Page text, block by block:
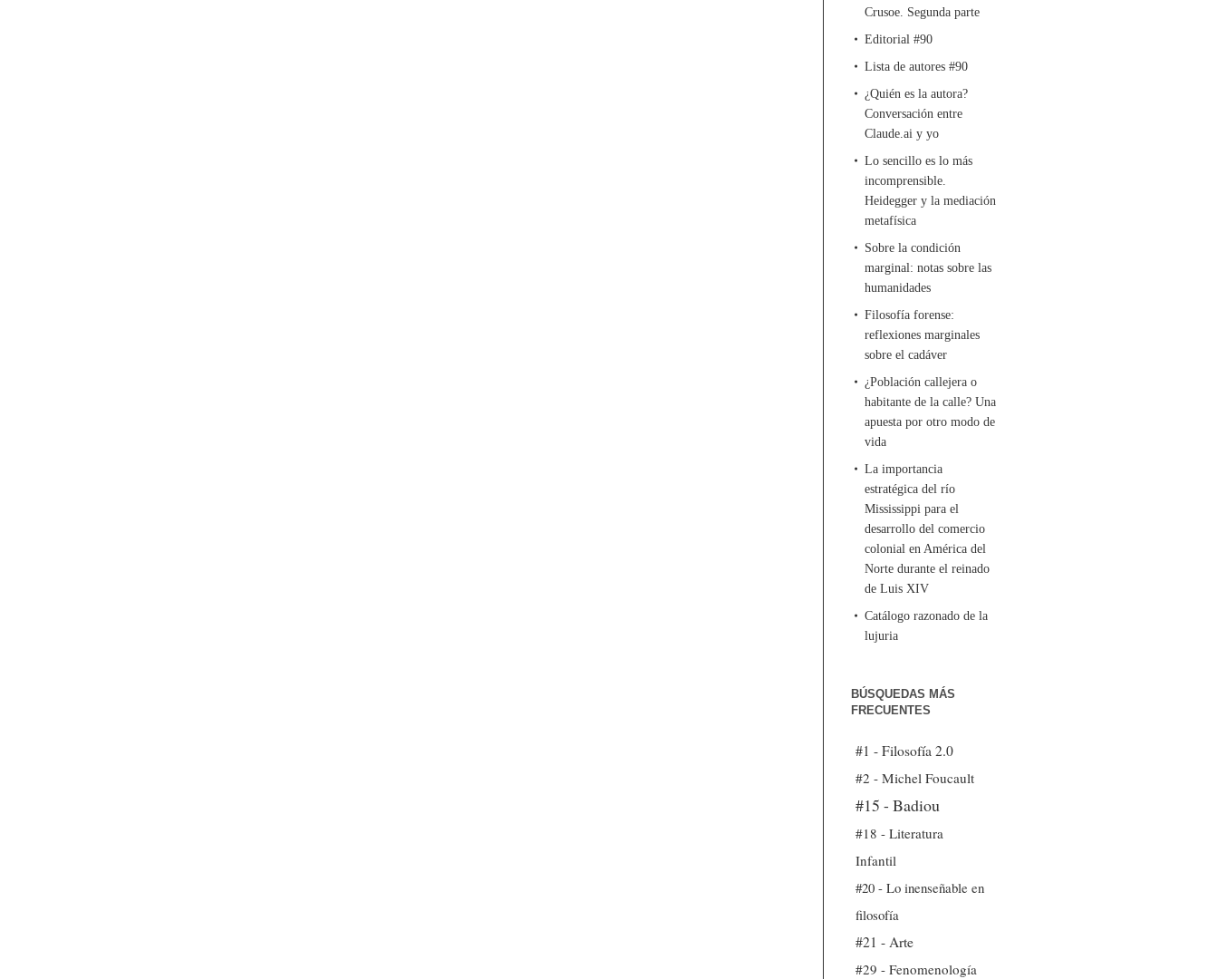
Crusoe. Segunda parte
Editorial #90
Lista de autores #90
¿Quién es la autora?
Conversación entre
Claude.ai y yo
Lo sencillo es lo más
incomprensible.
Heidegger y la mediación
metafísica
Sobre la condición
marginal: notas sobre las
humanidades
Filosofía forense:
reflexiones marginales
sobre el cadáver
¿Población callejera o
habitante de la calle? Una
apuesta por otro modo de
vida
La importancia
estratégica del río
Mississippi para el
desarrollo del comercio
colonial en América del
Norte durante el reinado
de Luis XIV
Catálogo razonado de la
lujuria
BÚSQUEDAS MÁS
FRECUENTES
#1 - Filosofía 2.0
#2 - Michel Foucault
#15 - Badiou
#18 - Literatura
Infantil
#20 - Lo inenseñable en
filosofía
#21 - Arte
#29 - Fenomenología